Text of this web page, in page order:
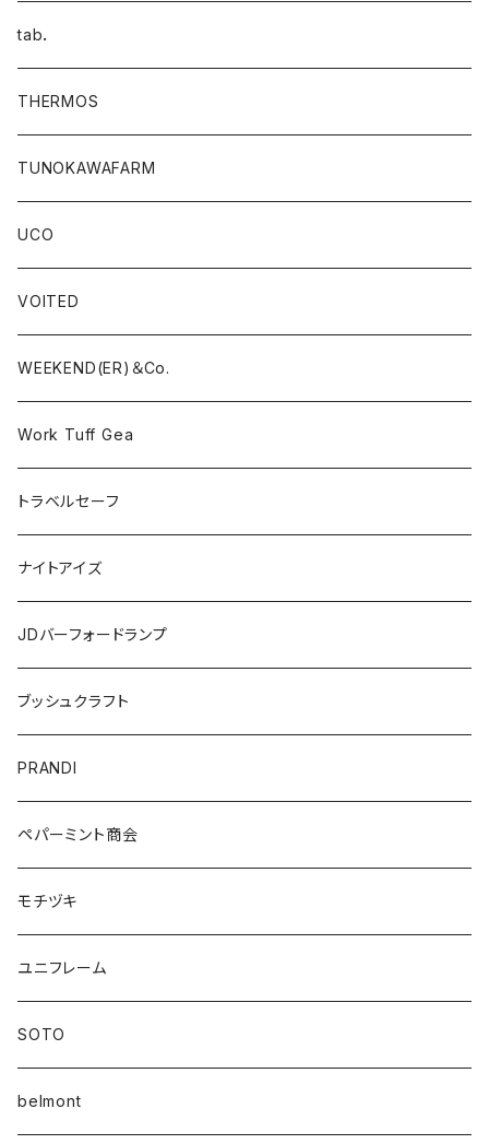
tab．
THERMOS
TUNOKAWAFARM
UCO
VOITED
WEEKEND(ER)＆Co.
Work Tuff Gea
トラベルセーフ
ナイトアイズ
JDバーフォードランプ
ブッシュクラフト
PRANDI
ペパーミント商会
モチヅキ
ユニフレーム
SOTO
belmont